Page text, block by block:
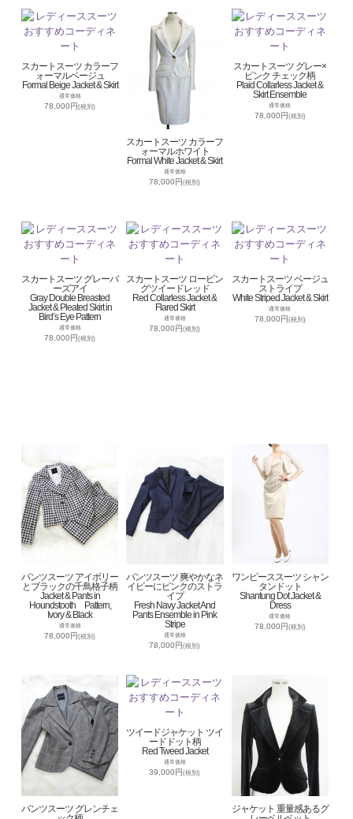
スカートスーツ カラーフ
ォーマルベージュ
Formal Beige Jacket & Skirt
通常価格
78,000円(税別)
スカートスーツ カラーフ
ォーマルホワイト
Formal White Jacket & Skirt
通常価格
78,000円(税別)
スカートスーツ グレー×
ピンク チェック柄
Plaid Collarless Jacket &
Skirt Ensemble
通常価格
78,000円(税別)
スカートスーツ グレーバ
ーズアイ
Gray Double Breasted
Jacket & Pleated Skirt in
Bird’s Eye Pattern
通常価格
78,000円(税別)
スカートスーツ ロービン
グツイードレッド
Red Collarless Jacket &
Flared Skirt
通常価格
78,000円(税別)
スカートスーツ ベージュ
ストライプ
White Striped Jacket & Skirt
通常価格
78,000円(税別)
パンツスーツ アイボリー
とブラックの千鳥格子柄
Jacket & Pants in
Houndstooth Pattern,
Ivory & Black
通常価格
78,000円(税別)
パンツスーツ 爽やかなネ
イビーにピンクのストラ
イプ
Fresh Navy Jacket And
Pants Ensemble in Pink
Stripe
通常価格
78,000円(税別)
ワンピーススーツ シャン
タンドット
Shantung Dot Jacket &
Dress
通常価格
78,000円(税別)
パンツスーツ グレンチェ
ツイードジャケット ツイ
ードドット柄
Red Tweed Jacket
通常価格
39,000円(税別)
ジャケット 重量感あるグ